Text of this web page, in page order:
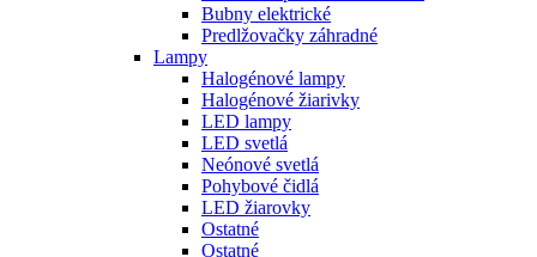
Bubny elektrické
Predlžovačky záhradné
Lampy
Halogénové lampy
Halogénové žiarivky
LED lampy
LED svetlá
Neónové svetlá
Pohybové čidlá
LED žiarovky
Ostatné
Ostatné